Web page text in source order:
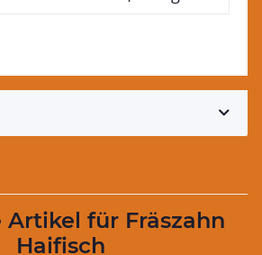
Artikel für Fräszahn
Haifisch